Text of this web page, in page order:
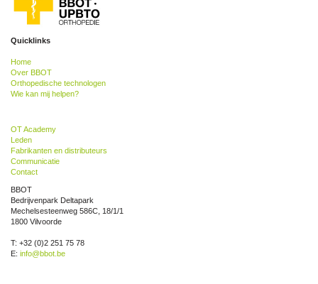
Quicklinks
Home
Over BBOT
Orthopedische technologen
Wie kan mij helpen?
OT Academy
Leden
Fabrikanten en distributeurs
Communicatie
Contact
BBOT
Bedrijvenpark Deltapark
Mechelsesteenweg 586C, 18/1/1
1800 Vilvoorde
T: +32 (0)2 251 75 78
E: info@bbot.be